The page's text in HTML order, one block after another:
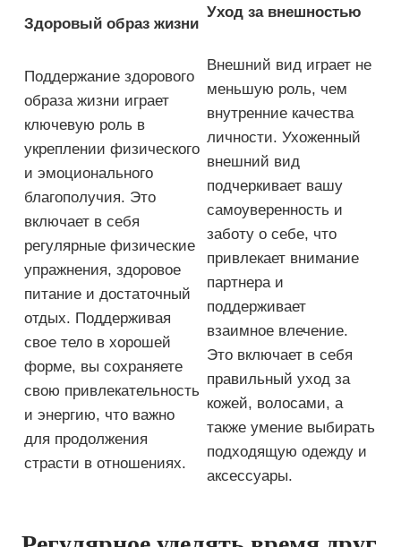
Здоровый образ жизни
Поддержание здорового
образа жизни играет
ключевую роль в
укреплении физического
и эмоционального
благополучия. Это
включает в себя
регулярные физические
упражнения, здоровое
питание и достаточный
отдых. Поддерживая
свое тело в хорошей
форме, вы сохраняете
свою привлекательность
и энергию, что важно
для продолжения
страсти в отношениях.
Уход за внешностью
Внешний вид играет не
меньшую роль, чем
внутренние качества
личности. Ухоженный
внешний вид
подчеркивает вашу
самоуверенность и
заботу о себе, что
привлекает внимание
партнера и
поддерживает
взаимное влечение.
Это включает в себя
правильный уход за
кожей, волосами, а
также умение выбирать
подходящую одежду и
аксессуары.